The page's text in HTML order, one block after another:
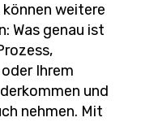
weitere
Was genau ist
Ihrem
und
nehmen. Mit